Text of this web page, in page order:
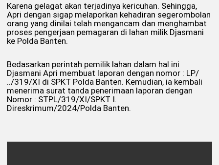
Karena gelagat akan terjadinya kericuhan. Sehingga,
Apri dengan sigap melaporkan kehadiran segerombolan
orang yang dinilai telah mengancam dan menghambat
proses pengerjaan pemagaran di lahan milik Djasmani
ke Polda Banten.
Bedasarkan perintah pemilik lahan dalam hal ini
Djasmani Apri membuat laporan dengan nomor : LP/
../319/XI di SPKT Polda Banten. Kemudian, ia kembali
menerima surat tanda penerimaan laporan dengan
Nomor : STPL/319/XI/SPKT I.
Direskrimum/2024/Polda Banten.